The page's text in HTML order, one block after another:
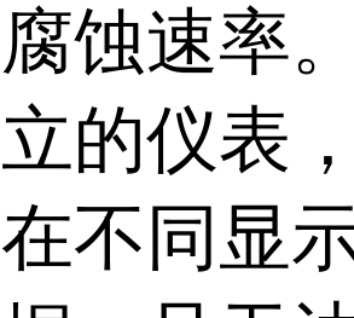
腐蚀速率
立的仪表
在不同显